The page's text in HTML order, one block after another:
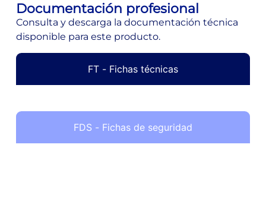
Documentación profesional
Consulta y descarga la documentación técnica
disponible para este producto.
FT - Fichas técnicas
FDS - Fichas de seguridad